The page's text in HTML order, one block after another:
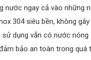
ngay cả vào những
304 siêu bền, không
dụng vẫn có nước nóng
bảo an toàn trong quá